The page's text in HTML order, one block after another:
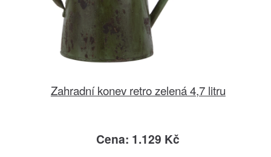
Zahradní konev retro zelená 4,7 litru
Cena: 1.129 Kč